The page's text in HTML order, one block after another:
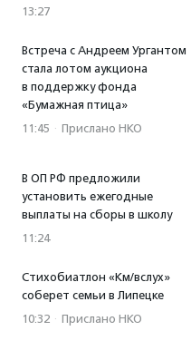
13:27
Встреча с Андреем Ургантом
стала лотом аукциона
в поддержку фонда
«Бумажная птица»
11:45 · Прислано НКО
В ОП РФ предложили
установить ежегодные
выплаты на сборы в школу
11:24
Стихобиатлон «Км/вслух»
соберет семьи в Липецке
10:32 · Прислано НКО